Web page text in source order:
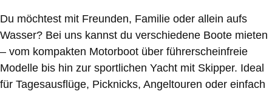
Du möchtest mit Freunden, Familie oder allein aufs
Wasser? Bei uns kannst du verschiedene Boote mieten
– vom kompakten Motorboot über führerscheinfreie
Modelle bis hin zur sportlichen Yacht mit Skipper. Ideal
für Tagesausflüge, Picknicks, Angeltouren oder einfach